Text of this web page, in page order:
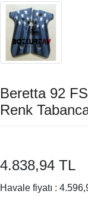
Beretta 92
Renk
4.838,94 TL
Havale fiyatı :